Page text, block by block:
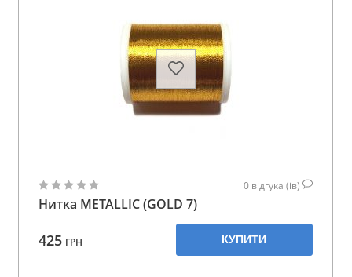
0 відгука (ів)
Нитка METALLIC (GOLD 7)
425 ГРН КУПИТИ